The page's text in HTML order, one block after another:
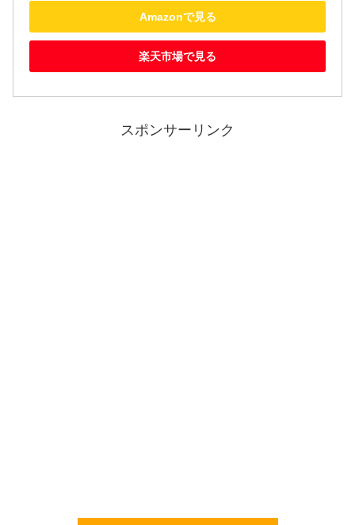
Amazonで見る
楽天市場で見る
スポンサーリンク